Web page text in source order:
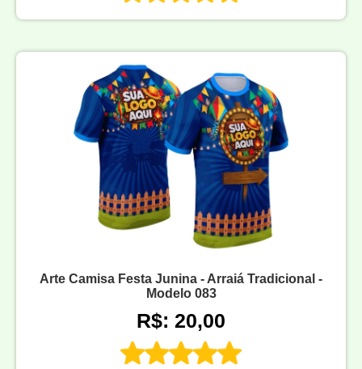
Arte Camisa Festa Junina - Arraiá Tradicional -
Modelo 083
R$: 20,00